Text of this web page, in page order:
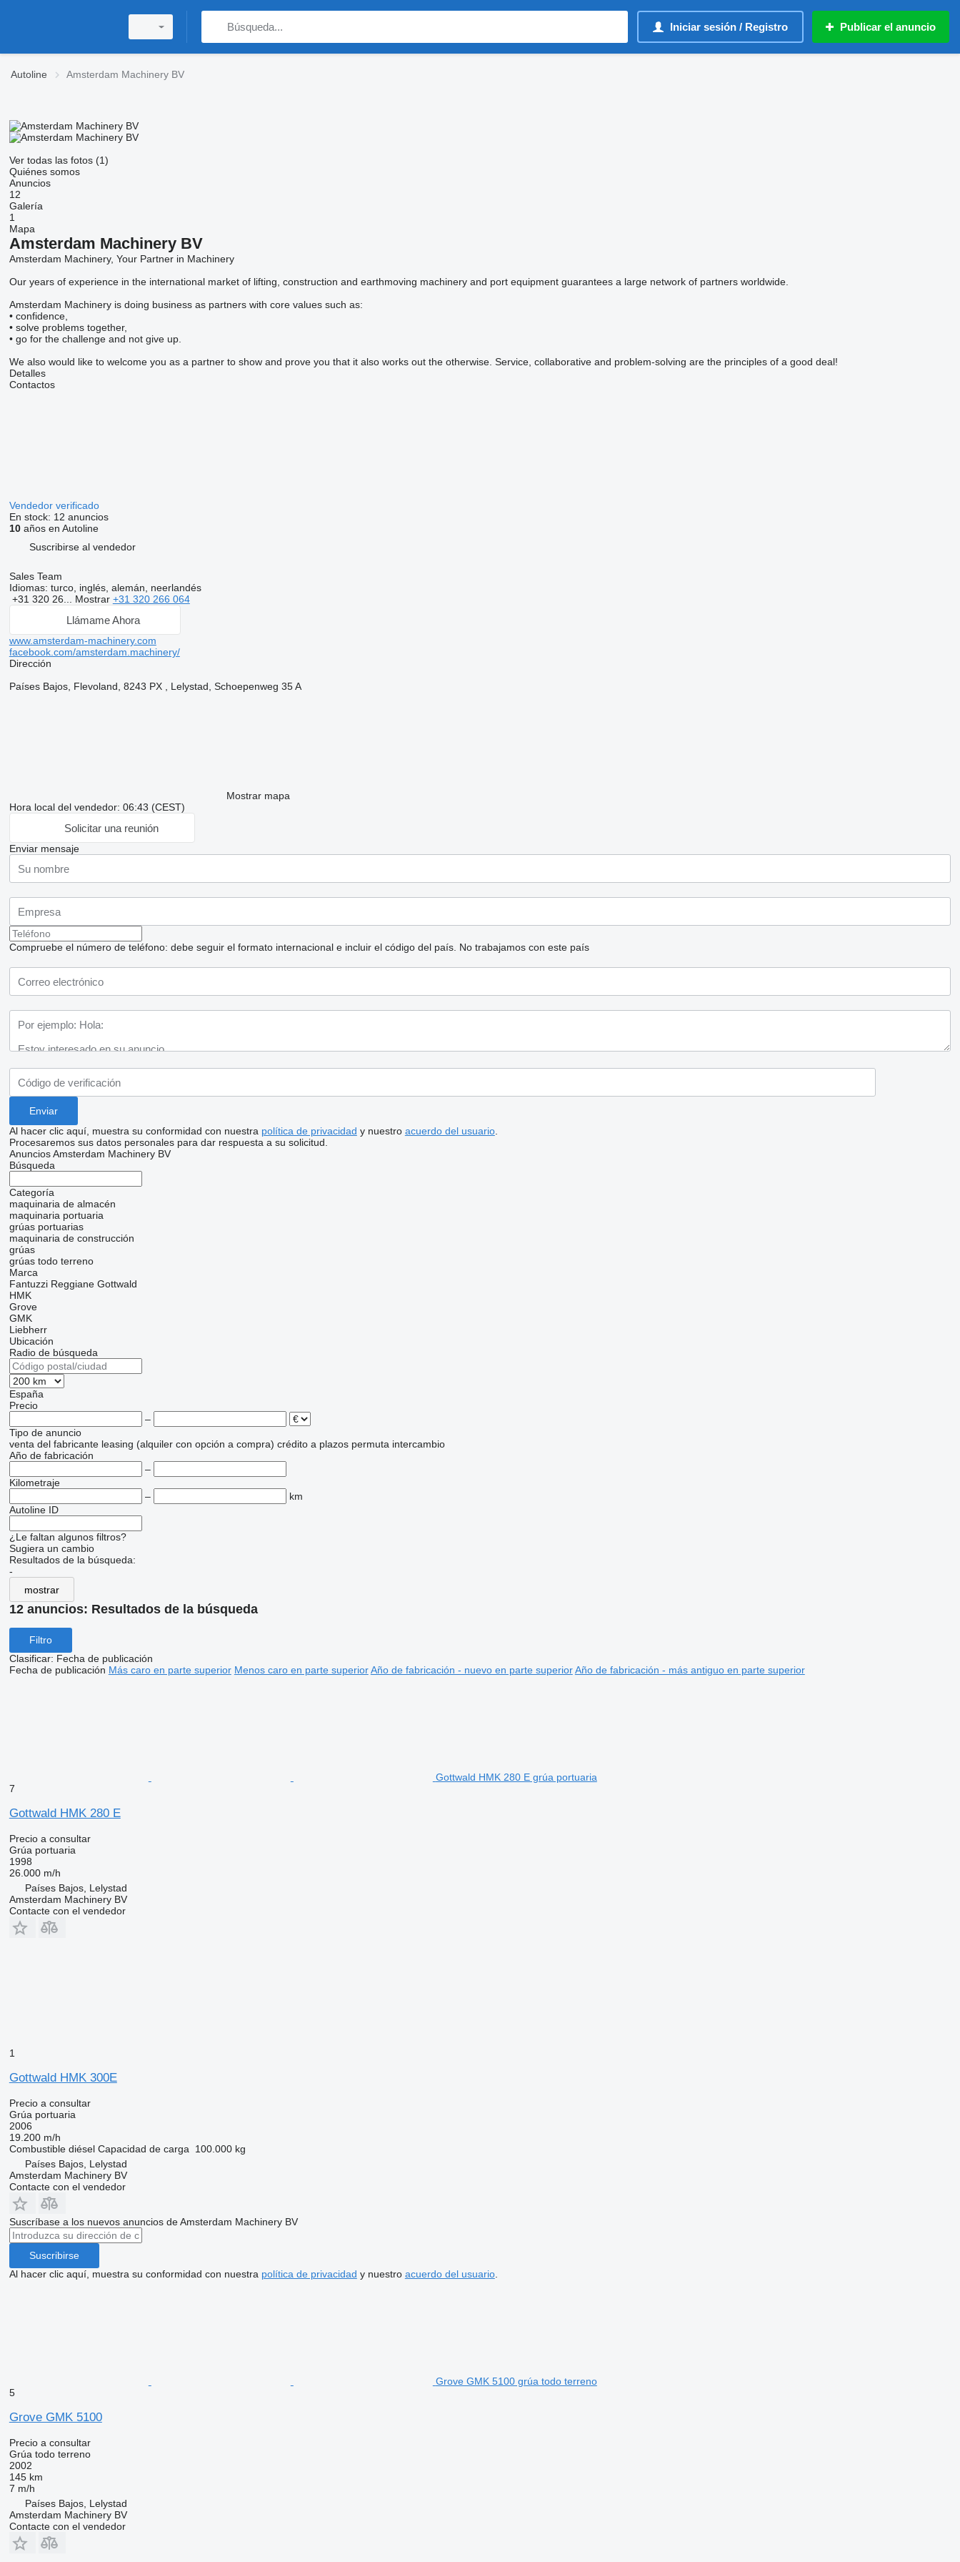
Iniciar sesión / Registro Publicar el anuncio
Autoline Amsterdam Machinery BV
Ver todas las fotos (1)
Quiénes somos
Anuncios
12
Galería
1
Mapa
Amsterdam Machinery BV
Amsterdam Machinery, Your Partner in Machinery
Our years of experience in the international market of lifting, construction and earthmoving machinery and port equipment guarantees a large network of partners worldwide.
Amsterdam Machinery is doing business as partners with core values ​​such as:
• confidence,
• solve problems together,
• go for the challenge and not give up.
We also would like to welcome you as a partner to show and prove you that it also works out the otherwise. Service, collaborative and problem-solving are the principles of a good deal!
Detalles
Contactos
Vendedor verificado
En stock: 12 anuncios
10años en Autoline
Suscribirse al vendedor
Sales Team
Idiomas: turco, inglés, alemán, neerlandés
+31 320 26... Mostrar +31 320 266 064
Llámame Ahora
www.amsterdam-machinery.com
facebook.com/amsterdam.machinery/
Dirección
Países Bajos, Flevoland, 8243 PX , Lelystad, Schoepenweg 35 A
Mostrar mapa
Hora local del vendedor: 06:43 (CEST)
Solicitar una reunión
Enviar mensaje
Compruebe el número de teléfono: debe seguir el formato internacional e incluir el código del país. No trabajamos con este país
Al hacer clic aquí, muestra su conformidad con nuestra política de privacidad y nuestro acuerdo del usuario.
Procesaremos sus datos personales para dar respuesta a su solicitud.
Anuncios Amsterdam Machinery BV
Búsqueda
Categoría
maquinaria de almacén
maquinaria portuaria
grúas portuarias
maquinaria de construcción
grúas
grúas todo terreno
Marca
Fantuzzi Reggiane Gottwald
HMK
Grove
GMK
Liebherr
Ubicación
Radio de búsqueda
España
Precio
–
Tipo de anuncio
venta del fabricante leasing (alquiler con opción a compra) crédito a plazos permuta intercambio
Año de fabricación
–
Kilometraje
–
km
Autoline ID
¿Le faltan algunos filtros?
Sugiera un cambio
Resultados de la búsqueda:
-
mostrar
12 anuncios: Resultados de la búsqueda
Filtro
Clasificar: Fecha de publicación
Fecha de publicación Más caro en parte superior Menos caro en parte superior Año de fabricación - nuevo en parte superior Año de fabricación - más antiguo en parte superior
Gottwald HMK 280 E grúa portuaria
7
Gottwald HMK 280 E
Precio a consultar
Grúa portuaria
1998
26.000 m/h
Países Bajos, Lelystad
Amsterdam Machinery BV
Contacte con el vendedor
1
Gottwald HMK 300E
Precio a consultar
Grúa portuaria
2006
19.200 m/h
Combustible diésel Capacidad de carga
100.000 kg
Países Bajos, Lelystad
Amsterdam Machinery BV
Contacte con el vendedor
Suscríbase a los nuevos anuncios de Amsterdam Machinery BV
Suscribirse
Al hacer clic aquí, muestra su conformidad con nuestra política de privacidad y nuestro acuerdo del usuario.
Grove GMK 5100 grúa todo terreno
5
Grove GMK 5100
Precio a consultar
Grúa todo terreno
2002
145 km
7 m/h
Países Bajos, Lelystad
Amsterdam Machinery BV
Contacte con el vendedor